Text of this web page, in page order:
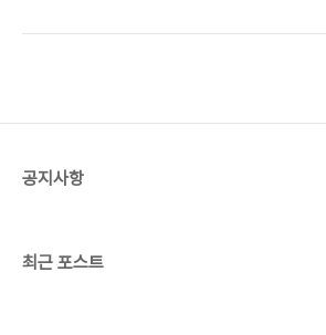
니 어느새 2.80 베타 버전이 나와있었습니다. 2.80
공지사항
최근 포스트